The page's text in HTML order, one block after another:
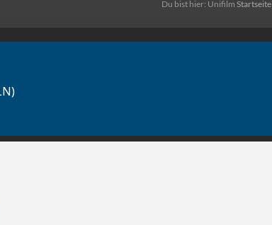
Du bist hier: Unifilm Startseite